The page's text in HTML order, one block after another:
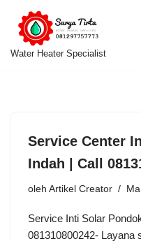
Lompat
ke
Water Heater Specialist
Service Center
Indah | Call
oleh Artikel Creator
Service Inti Solar
081310800242- Layana